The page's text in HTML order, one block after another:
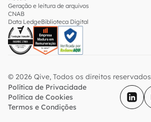
Geração e leitura de arquivos
CNAB
Data LedgeBiblioteca Digital
© 2026 Qive, Todos os direitos reservados
Política de Privacidade
Política de Cookies
Termos e Condições